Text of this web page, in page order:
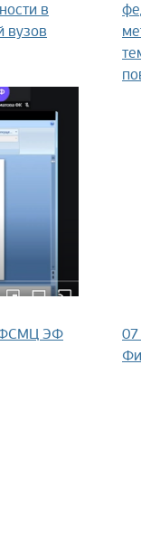
в
вузов
ФСМЦ ЭФ
07